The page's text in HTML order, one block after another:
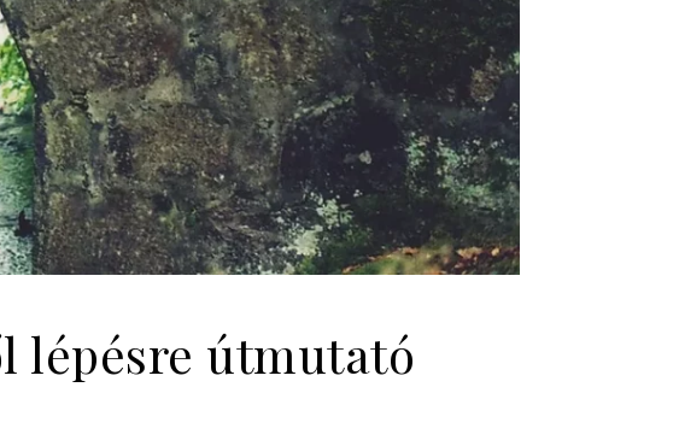
lépésre útmutató